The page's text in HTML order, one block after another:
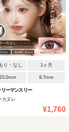
り・なし 1ヶ月
15.0mm 8.7mm
リーマンスリー
カヌレ
¥1,760